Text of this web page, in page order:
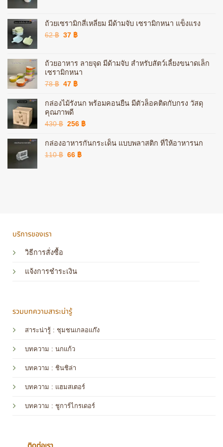
72 ฿.43 ฿.
ถ้วยเซรามิกสี่เหลี่ยม มีด้ามจับ เซรามิกหนา แข็งแรง
62฿ Original
62 ฿.
37 ฿Current
37 ฿.
ถ้วยอาหาร ลายจุด มีด้ามจับ สำหรับสัตว์เลี้ยงขนาดเล็ก
เซรามิกหนา
78฿ Original
was:
78 ฿.
47 ฿Current
is:
กล่องไม้รังนก พร้อมคอนยืน มีตัวล็อคติดกับกรง วัสดุ
คุณภาพดี
430฿ Original
was:
430 ฿.
256 ฿Current
is:
กล่องอาหารกันกระเด็น แบบพลาสติก ที่ให้อาหารนก
110฿ Original
66 ฿Current
บริการของเรา
วิธีการสั่งซื้อ
แจ้งการชำระเงิน
รวมบทความสาระน่ารู้
สาระน่ารู้ : ชุมชนเกลอแก๊ง
บทความ : นกแก้ว
บทความ : ชินชิล่า
บทความ : แฮมสเตอร์
บทความ : ชูการ์ไกรเดอร์